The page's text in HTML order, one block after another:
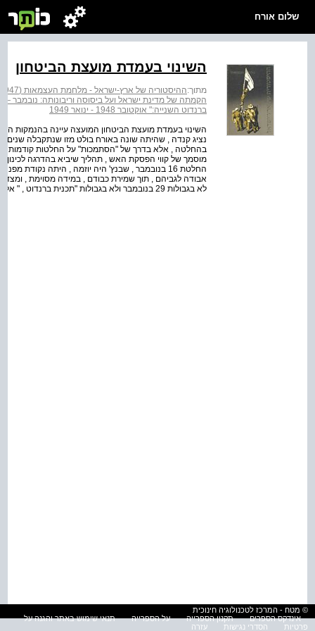
שלום אורח
השינוי בעמדת מועצת הביטחון
מתוך:ההיסטוריה של ארץ-ישראל - מלחמת העצמאות (1947 - 1949)
הקמתה של מדינת ישראל ועל ביסוסה וריבונותה: נובמבר — 1947 דצמבר 1949
ברנדוט השנייה:" אוקטובר 1948 - ינואר 1949
בהחלטה , אלא בדרך של "הסתמכות" על החלטות קודמות ,
החלטת 16 בנובמבר , שבנץ' היה יוזמה , היתה
אבודה לגביהם , תוך שמירת כבודם , במידה מסוימת , ומצד
לא בגבולות 29 בנובמבר ולא בגבולות "תכנית ברנדוט , " אלא בקווים שעוצבו במאבק צבאי .
© מטח - המרכז לטכנולוגיה חינוכית
אינדקס הספרים
תקנון הספרייה על הספרייה
תנאי שימוש באתר והגנה על
פרטיות
הסדרי נגישות עזרה